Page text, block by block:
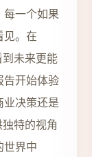
一个如果
见。在
未来更能
告开始体验
决策还是
特的视角
世界中